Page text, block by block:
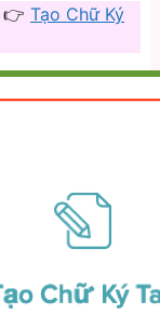
👉 Tạo Chữ Ký